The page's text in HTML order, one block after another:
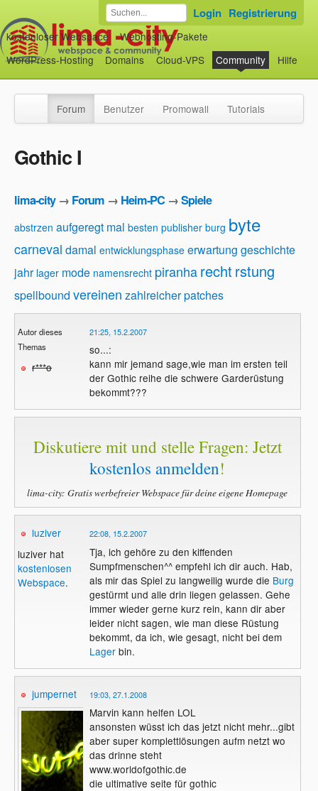
kostenloser Webspace
Webhosting-Pakete
WordPress-Hosting
Domains Cloud-VPS Community Hilfe
Login Registrierung
Forum Benutzer Promowall Tutorials
Gothic I
lima-city→ Forum → Heim-PC →Spiele
abstrzen aufgeregt mal besten publisher burg byte
carneval damal entwicklungsphase erwartung geschichte
jahr lager mode namensrecht piranharecht rstung
spellbound vereinen zahlreicher patches
Autor dieses
Themas
r***o
21:25, 15.2.2007
so...:
kann mir jemand sage,wie man im ersten teil
der Gothic reihe die schwere Garderüstung
bekommt???
Diskutiere mit und stelle Fragen: Jetzt
kostenlos anmelden!
lima-city: Gratis werbefreier Webspace für deine eigene Homepage
luziver
luziver hat
kostenlosen
Webspace.
22:08, 15.2.2007
Tja, ich gehöre zu den kiffenden
Sumpfmenschen^^ empfehl ich dir auch. Hab,
als mir das Spiel zu langweilig wurde die Burg
gestürmt und alle drin liegen gelassen. Gehe
immer wieder gerne kurz rein, kann dir aber
leider nicht sagen, wie man diese Rüstung
bekommt, da ich, wie gesagt, nicht bei dem
Lagerbin.
jumpernet 19:03, 27.1.2008
Marvin kann helfen LOL
ansonsten wüsst ich das jetzt nicht mehr...gibt
aber super komplettlösungen aufm netzt wo
das drinne steht
www.worldofgothic.de
die ultimative seite für gothic